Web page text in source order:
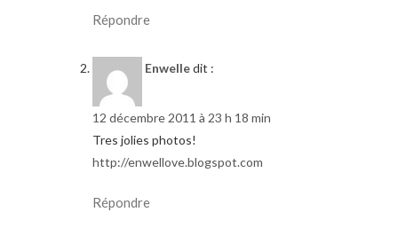
Répondre
Enwelledit :
12 décembre 2011 à 23 h 18 min
Tres jolies photos!
http://enwellove.blogspot.com
Répondre